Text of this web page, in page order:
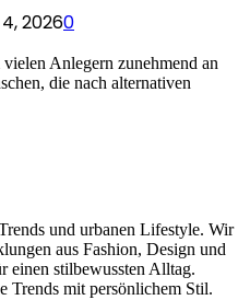
20260
Anlegern zunehmend an
die nach alternativen
und urbanen Lifestyle. Wir
aus Fashion, Design und
einen stilbewussten Alltag.
Trends mit persönlichem Stil.